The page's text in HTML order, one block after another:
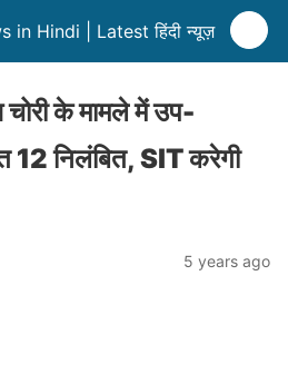
in Hindi | Latest हिंदी न्यूज़
के मामले में उप-
निलंबित, SIT करेगी
5 years ago